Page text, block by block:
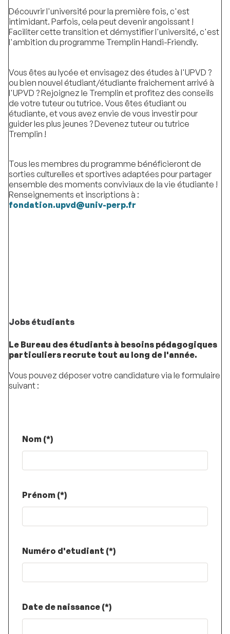
Découvrir l'université pour la première fois, c'est
intimidant. Parfois, cela peut devenir angoissant !
Faciliter cette transition et démystifier l'université, c'est
l'ambition du programme Tremplin Handi-Friendly.
Vous êtes au lycée et envisagez des études à l'UPVD ?
ou bien nouvel étudiant/étudiante fraichement arrivé à
l'UPVD ? Rejoignez le Tremplin et profitez des conseils
de votre tuteur ou tutrice. Vous êtes étudiant ou
étudiante, et vous avez envie de vous investir pour
guider les plus jeunes ? Devenez tuteur ou tutrice
Tremplin !
Tous les membres du programme bénéficieront de
sorties culturelles et sportives adaptées pour partager
ensemble des moments conviviaux de la vie étudiante !
Renseignements et inscriptions à :
fondation.upvd@univ-perp.fr
Jobs étudiants
Le Bureau des étudiants à besoins pédagogiques
particuliers recrute tout au long de l'année.
Vous pouvez déposer votre candidature via le formulaire
suivant :
Nom (*)
Prénom (*)
Numéro d'etudiant (*)
Date de naissance (*)